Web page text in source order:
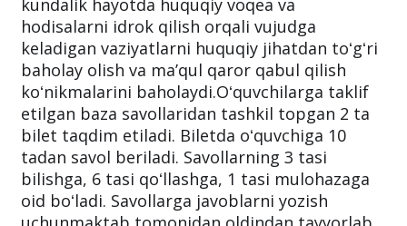
kundalik hayotda huquqiy voqea va
hodisalarni idrok qilish orqali vujudga
keladigan vaziyatlarni huquqiy jihatdan toʻgʻri
baholay olish va maʼqul qaror qabul qilish
koʻnikmalarini baholaydi.Oʻquvchilarga taklif
etilgan baza savollaridan tashkil topgan 2 ta
bilet taqdim etiladi. Biletda oʻquvchiga 10
tadan savol beriladi. Savollarning 3 tasi
bilishga, 6 tasi qoʻllashga, 1 tasi mulohazaga
oid boʻladi. Savollarga javoblarni yozish